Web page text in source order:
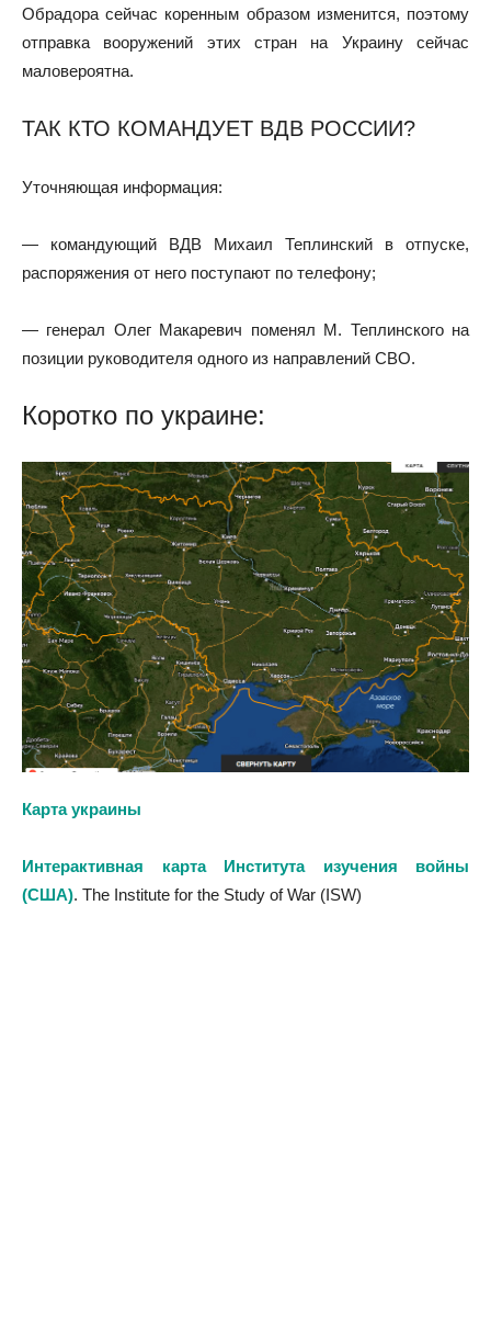
Обрадора сейчас коренным образом изменится, поэтому
отправка вооружений этих стран на Украину сейчас
маловероятна.
ТАК КТО КОМАНДУЕТ ВДВ РОССИИ?
Уточняющая информация:
— командующий ВДВ Михаил Теплинский в отпуске,
распоряжения от него поступают по телефону;
— генерал Олег Макаревич поменял М. Теплинского на
позиции руководителя одного из направлений СВО.
Коротко по украине:
Карта украины
Интерактивная карта Института изучения войны
(США). The Institute for the Study of War (ISW)